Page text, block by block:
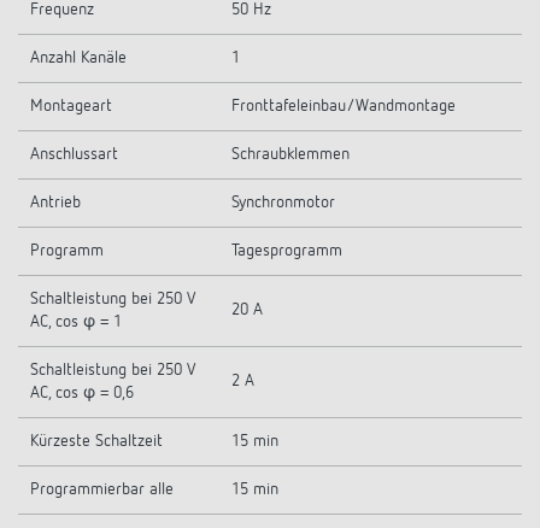
Frequenz 50 Hz
Anzahl Kanäle 1
Montageart Fronttafeleinbau/Wandmontage
Anschlussart Schraubklemmen
Antrieb Synchronmotor
Programm Tagesprogramm
Schaltleistung bei 250 V
AC, cos φ = 1
20 A
Schaltleistung bei 250 V
AC, cos φ = 0,6
2 A
Kürzeste Schaltzeit 15 min
Programmierbar alle 15 min